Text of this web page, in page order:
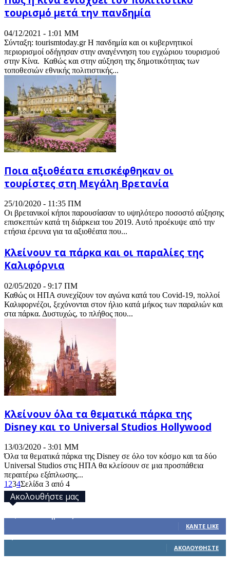
τουρισμό μετά την πανδημία
04/12/2021 - 1:01 ΜΜ
Σύνταξη: tourismtoday.gr Η πανδημία και οι κυβερνητικοί
περιορισμοί οδήγησαν στην αναγέννηση του εγχώριου τουρισμού
στην Κίνα. Καθώς και στην αύξηση της δημοτικότητας των
τοποθεσιών εθνικής πολιτιστικής...
Ποια αξιοθέατα επισκέφθηκαν οι
τουρίστες στη Μεγάλη Βρετανία
25/10/2020 - 11:35 ΠΜ
Οι βρετανικοί κήποι παρουσίασαν το υψηλότερο ποσοστό αύξησης
επισκεπτών κατά τη διάρκεια του 2019. Αυτό προέκυψε από την
ετήσια έρευνα για τα αξιοθέατα που...
Κλείνουν τα πάρκα και οι παραλίες της
Καλιφόρνια
02/05/2020 - 9:17 ΠΜ
Καθώς οι ΗΠΑ συνεχίζουν τον αγώνα κατά του Covid-19, πολλοί
Καλιφορνέζοι, ξεχύνονται στον ήλιο κατά μήκος των παραλιών και
στα πάρκα. Δυστυχώς, το πλήθος που...
Κλείνουν όλα τα θεματικά πάρκα της
Disney και το Universal Studios Hollywood
13/03/2020 - 3:01 ΜΜ
Όλα τα θεματικά πάρκα της Disney σε όλο τον κόσμο και τα δύο
Universal Studios στις ΗΠΑ θα κλείσουν σε μια προσπάθεια
περαιτέρω εξάπλωσης...
1 234Σελίδα 3 από 4
Ακολουθήστε μας
ΚΆΝΤΕ LIKE
ΑΚΟΛΟΥΘΉΣΤΕ